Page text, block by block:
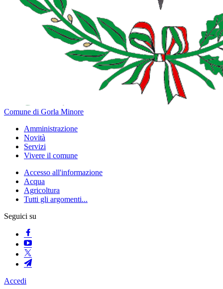
Comune di Gorla Minore
Amministrazione
Novità
Servizi
Vivere il comune
Accesso all'informazione
Acqua
Agricoltura
Tutti gli argomenti...
Seguici su
Accedi